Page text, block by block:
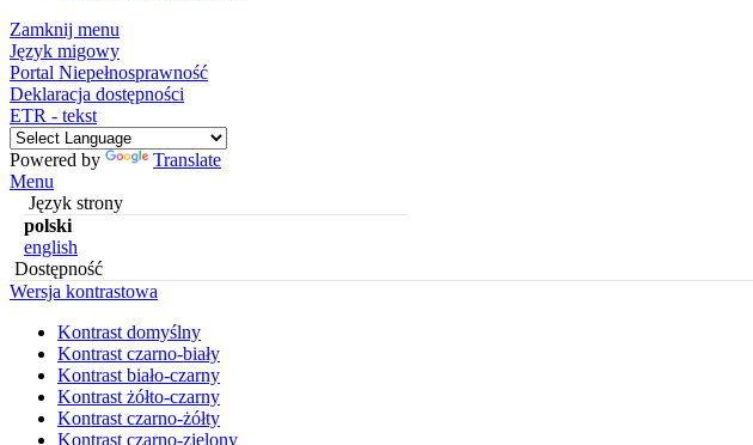
Zamknij menu
Język migowy
Portal Niepełnosprawność
Deklaracja dostępności
ETR - tekst
Powered by
Translate
Menu
Język strony
polski
english
Dostępność
Wersja kontrastowa
Kontrast domyślny
Kontrast czarno-biały
Kontrast biało-czarny
Kontrast żółto-czarny
Kontrast czarno-żółty
Kontrast czarno-zielony